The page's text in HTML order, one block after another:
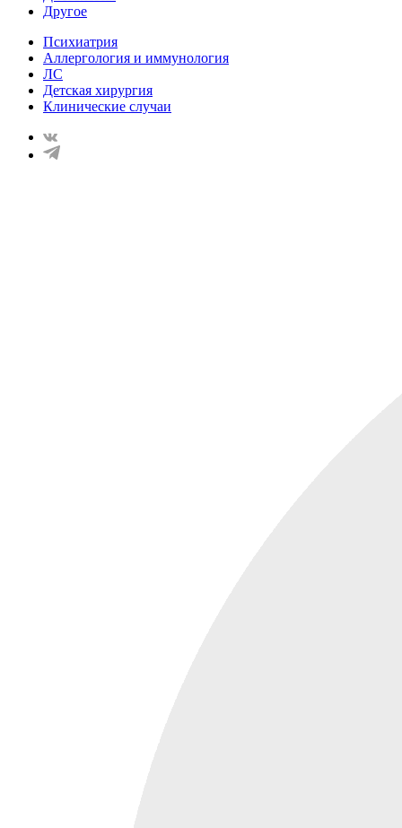
Другое
Психиатрия
Аллергология и иммунология
ЛС
Детская хирургия
Клинические случаи